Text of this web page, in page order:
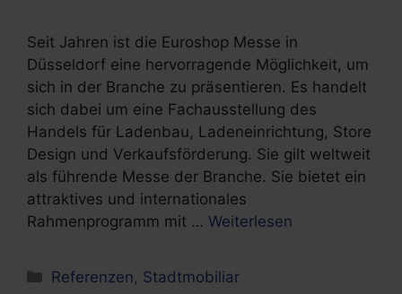
Seit Jahren ist die Euroshop Messe in
Düsseldorf eine hervorragende Möglichkeit, um
sich in der Branche zu präsentieren. Es handelt
sich dabei um eine Fachausstellung des
Handels für Ladenbau, Ladeneinrichtung, Store
Design und Verkaufsförderung. Sie gilt weltweit
als führende Messe der Branche. Sie bietet ein
attraktives und internationales
Rahmenprogramm mit … Weiterlesen
Kategorien
Referenzen, Stadtmobiliar